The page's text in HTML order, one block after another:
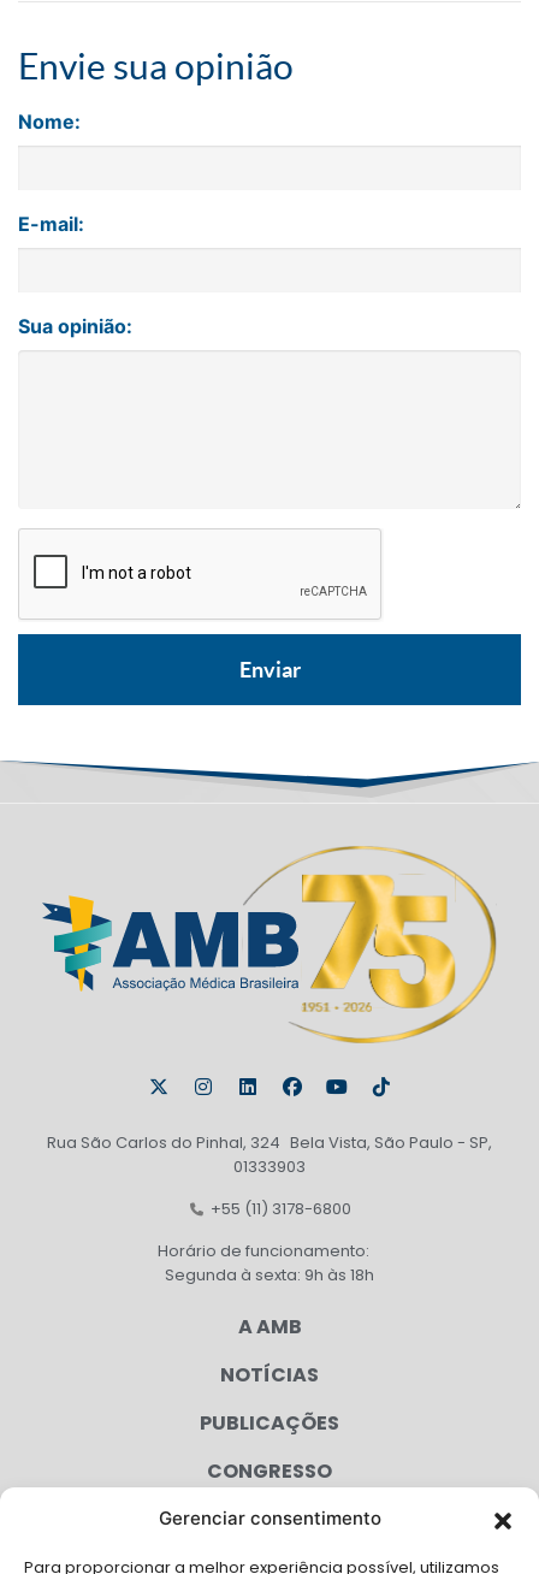
Gerenciar consentimento
Para proporcionar a melhor experiência possível, utilizamos
Envie sua opinião
Nome:
E-mail:
Sua opinião:
Rua São Carlos do Pinhal, 324 Bela Vista, São Paulo - SP,
01333903
+55 (11) 3178-6800
Horário de funcionamento:
Segunda à sexta: 9h às 18h
A AMB
NOTÍCIAS
PUBLICAÇÕES
CONGRESSO
AGENDA